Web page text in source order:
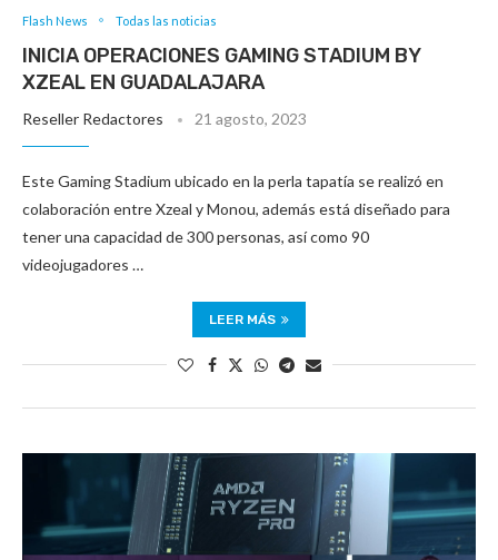
Flash News Todas las noticias
INICIA OPERACIONES GAMING STADIUM BY
XZEAL EN GUADALAJARA
Reseller Redactores 21 agosto, 2023
Este Gaming Stadium ubicado en la perla tapatía se realizó en
colaboración entre Xzeal y Monou, además está diseñado para
tener una capacidad de 300 personas, así como 90
videojugadores …
LEER MÁS